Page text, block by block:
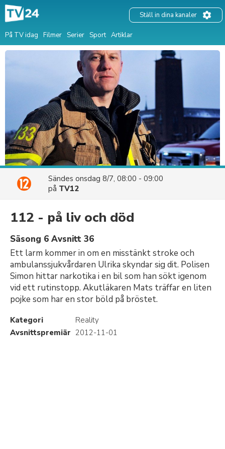
På TV idag Filmer Serier Sport Artiklar
Ställ in dina kanaler
Sändes onsdag 8/7, 08:00 - 09:00
på TV12
112 - på liv och död
Säsong 6 Avsnitt 36
Ett larm kommer in om en misstänkt stroke och
ambulanssjukvårdaren Ulrika skyndar sig dit. Polisen
Simon hittar narkotika i en bil som han sökt igenom
vid ett rutinstopp. Akutläkaren Mats träffar en liten
pojke som har en stor böld på bröstet.
Kategori
Reality
Avsnittspremiär 2012-11-01